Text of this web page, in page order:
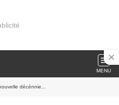
MENU
décénnie...